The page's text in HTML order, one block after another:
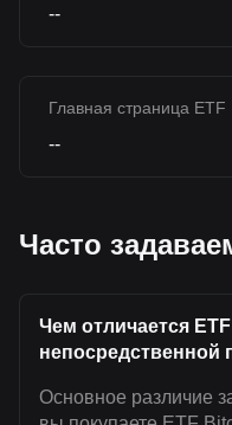
--
Главная страница ETF
--
Часто
Чем отличается
непосредственной
Основное различие